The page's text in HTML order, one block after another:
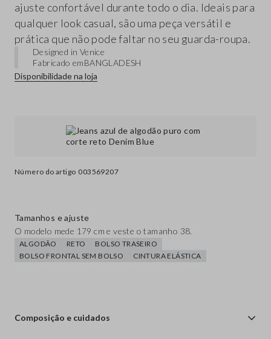
Número do artigo 003569207
ajuste confortável durante todo o dia. Ideais para
qualquer look casual, são uma peça versátil e
prática que não pode faltar no seu guarda-roupa.
Designed in Venice
Fabricado emBANGLADESH
Disponibilidade na loja
Tamanhos e ajuste
O modelo mede 179 cm e veste o tamanho 38.
ALGODÃO RETO
BOLSO TRASEIRO
BOLSO FRONTAL SEM BOLSO
CINTURA ELÁSTICA
Composição e cuidados